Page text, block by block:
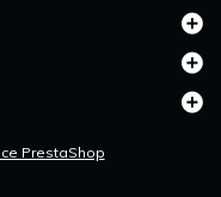
PrestaShop